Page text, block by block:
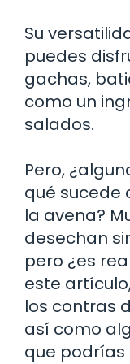
Su
puedes
gachas,
como un
salados.
Pero,
qué sucede
la avena?
desechan
pero ¿es
este
los contras
así como
que